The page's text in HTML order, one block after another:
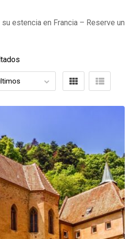
estencia en Francia – Reserve un